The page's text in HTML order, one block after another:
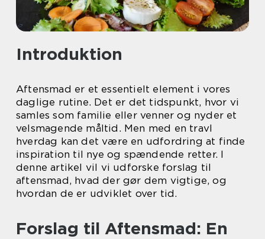
Introduktion
Aftensmad er et essentielt element i vores
daglige rutine. Det er det tidspunkt, hvor vi
samles som familie eller venner og nyder et
velsmagende måltid. Men med en travl
hverdag kan det være en udfordring at finde
inspiration til nye og spændende retter. I
denne artikel vil vi udforske forslag til
aftensmad, hvad der gør dem vigtige, og
hvordan de er udviklet over tid.
Forslag til Aftensmad: En